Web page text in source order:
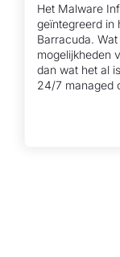
Het Malware
geïntegreerd in
Barracuda.
mogelijkheden
dan wat het al
24/7 managed